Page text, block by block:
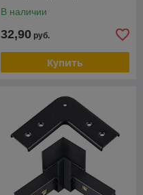
В наличии
32,90 руб.
Купить